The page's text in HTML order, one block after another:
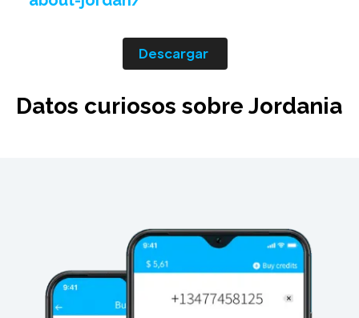
Descargar
Datos curiosos sobre Jordania